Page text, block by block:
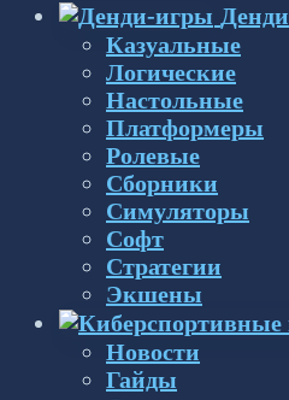
Денди
Казуальные
Логические
Настольные
Платформеры
Ролевые
Сборники
Симуляторы
Софт
Стратегии
Экшены
Новости
Гайды